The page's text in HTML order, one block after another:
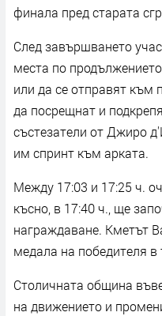
финала пред старата
След завършването
места по
или да се отправят към
да посрещнат и
състезатели от Джиро
им спринт към арката.
Между 17:03 и 17:25 ч.
късно, в 17:40 ч., ще
награждаване. Кметът
медала на победителя в
Столичната община
на движението и